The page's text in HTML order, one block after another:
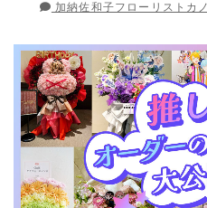
加納佐和子フローリストカ